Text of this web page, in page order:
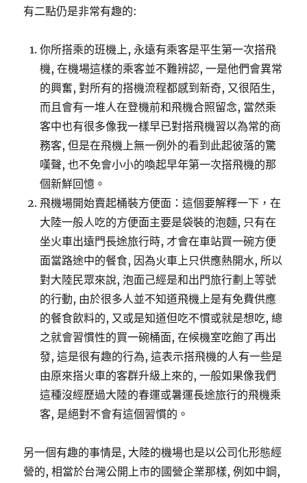
有二點仍是非常有趣的:
你所搭乘的班機上, 永遠有乘客是平生第一次搭飛
機, 在機場這樣的乘客並不難辨認, 一是他們會異常
的興奮, 對所有的搭機流程都感到新奇, 又很陌生,
而且會有一堆人在登機前和飛機合照留念, 當然乘
客中也有很多像我一樣早已對搭飛機習以為常的商
務客, 但是在飛機上無一例外的看到此起彼落的驚
嘆聲, 也不免會小小的喚起早年第一次搭飛機的那
個新鮮回憶。
飛機場開始賣起桶裝方便面：這個要解釋一下，在
大陸一般人吃的方便面主要是袋裝的泡麵, 只有在
坐火車出遠門長途旅行時, 才會在車站買一碗方便
面當路途中的餐食, 因為火車上只供應熱開水, 所以
對大陸民眾來說, 泡面己經是和出門旅行劃上等號
的行動, 由於很多人並不知道飛機上是有免費供應
的餐食飲料的, 又或是知道但吃不慣或就是想吃, 總
之就會習慣性的買一碗桶面, 在候機室吃飽了再出
發, 這是很有趣的行為, 這表示搭飛機的人有一些是
由原來搭火車的客群升級上來的, 一般如果像我們
這種沒經歷過大陸的春運或暑運長途旅行的飛機乘
客, 是絕對不會有這個習慣的。
另一個有趣的事情是, 大陸的機場也是以公司化形態經
營的, 相當於台灣公開上市的國營企業那樣, 例如中鋼,